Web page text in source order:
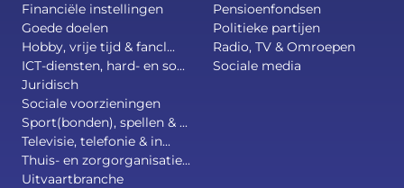
Financiële instellingen
Goede doelen
Hobby, vrije tijd & fancl...
ICT-diensten, hard- en so...
Juridisch
Pensioenfondsen
Politieke partijen
Radio, TV & Omroepen
Sociale media
Sociale voorzieningen
Sport(bonden), spellen & ...
Televisie, telefonie & in...
Thuis- en zorgorganisatie...
Uitvaartbranche